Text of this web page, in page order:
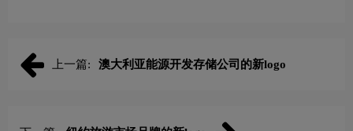
上一篇: 澳大利亚能源开发存储公司的新logo